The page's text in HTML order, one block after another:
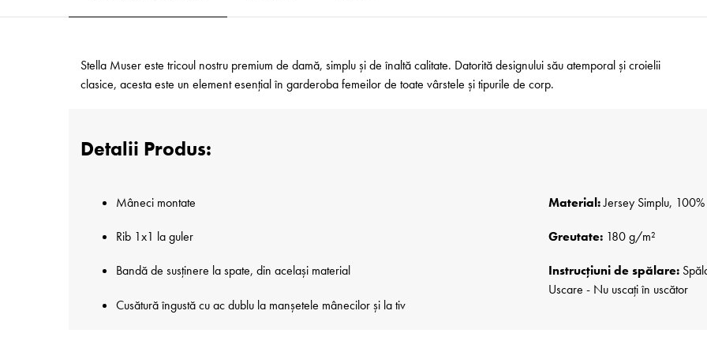
Stella Muser este tricoul nostru premium de damă, simplu și de înaltă calitate. Datorită designului său atemporal și croielii
clasice, acesta este un element esențial în garderoba femeilor de toate vârstele și tipurile de corp.
Detalii Produs:
Mâneci montate
Rib 1x1 la guler
Bandă de susținere la spate, din același material
Cusătură îngustă cu ac dublu la manșetele mânecilor și la tiv
Material:Jersey Simplu,
Greutate:180 g/m²
Instrucțiuni de spălare:
Uscare - Nu uscați în uscător